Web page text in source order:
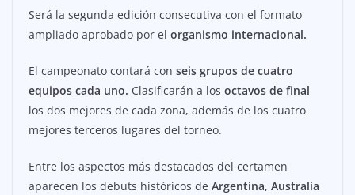
Será la segunda edición consecutiva con el formato
ampliado aprobado por el organismo internacional.
El campeonato contará con seis grupos de cuatro
equipos cada uno. Clasificarán a los octavos de final
los dos mejores de cada zona, además de los cuatro
mejores terceros lugares del torneo.
Entre los aspectos más destacados del certamen
aparecen los debuts históricos de Argentina, Australia